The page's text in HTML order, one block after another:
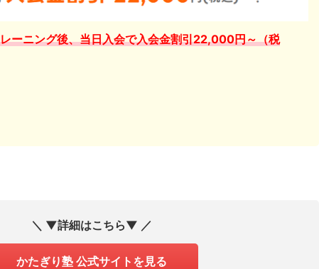
ーニング後、当日入会で入会金割引22,000円～（税
＼ ▼詳細はこちら▼ ／
かたぎり塾 公式サイトを見る